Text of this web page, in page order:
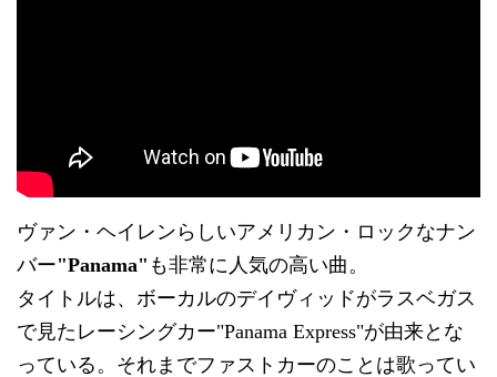
ヴァン・ヘイレンらしいアメリカン・ロックなナン
バー"Panama" も非常に人気の高い曲。
タイトルは、ボーカルのデイヴィッドがラスベガス
で見たレーシングカー"Panama Express"が由来とな
っている。それまでファストカーのことは歌ってい